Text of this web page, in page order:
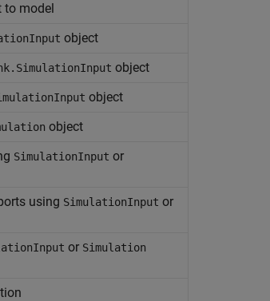
to model
object
object
object
object
SimulationInput or
using SimulationInput or
or Simulation